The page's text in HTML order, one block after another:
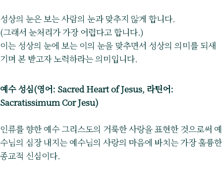
성상의 눈은 보는 사람의 눈과 맞추지 않게 합니다.
(그래서 눈처리가 가장 어렵다고 합니다.)
이는 성상의 눈에 보는 이의 눈을 맞추면서 성상의 의미를 되새
기며 본 받고자 노력하라는 의미입니다.
예수 성심(영어: Sacred Heart of Jesus, 라틴어:
Sacratissimum Cor Jesu)
인류를 향한 예수 그리스도의 거룩한 사랑을 표현한 것으로써 예
수님의 심장 내지는 예수님의 사랑의 마음에 바치는 가장 훌륭한
종교적 신심이다.